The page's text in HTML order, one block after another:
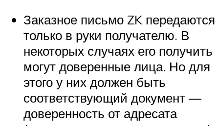
Заказное письмо ZK передаются
только в руки получателю. В
некоторых случаях его получить
могут доверенные лица. Но для
этого у них должен быть
соответствующий документ —
доверенность от адресата